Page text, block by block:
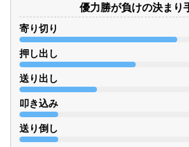
優力勝が負けの決まり
寄り切り
押し出し
送り出し
叩き込み
送り倒し